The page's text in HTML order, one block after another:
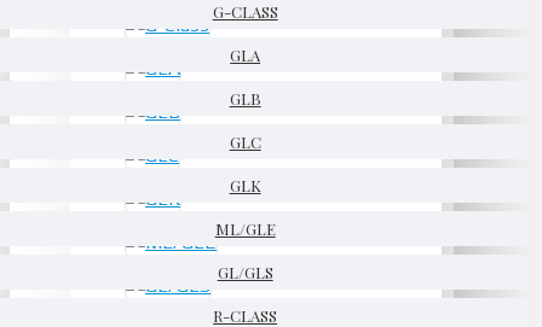
G-CLASS
GLA
GLB
GLC
GLK
ML/GLE
GL/GLS
R-CLASS